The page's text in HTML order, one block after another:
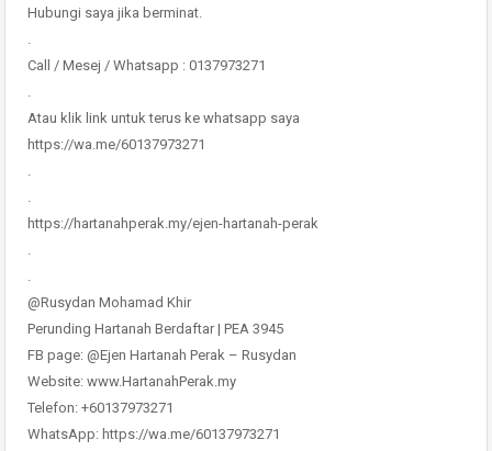
Hubungi saya jika berminat.
.
Call / Mesej / Whatsapp : 0137973271
.
Atau klik link untuk terus ke whatsapp saya
https://wa.me/60137973271
.
.
https://hartanahperak.my/ejen-hartanah-perak
.
.
@Rusydan Mohamad Khir
Perunding Hartanah Berdaftar | PEA 3945
FB page: @Ejen Hartanah Perak – Rusydan
Website: www.HartanahPerak.my
Telefon: +60137973271
WhatsApp: https://wa.me/60137973271